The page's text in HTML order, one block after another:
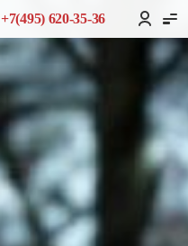
+7(495) 620-35-36